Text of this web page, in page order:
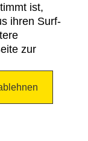
ist,
ihren Surf-
zur